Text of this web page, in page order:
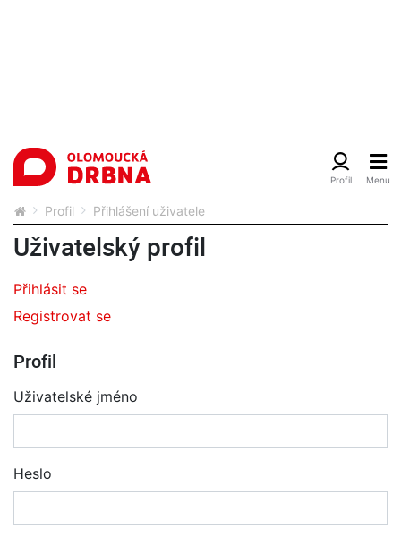
Profil Přihlášení uživatele
Uživatelský profil
Přihlásit se
Registrovat se
Profil
Uživatelské jméno
Heslo